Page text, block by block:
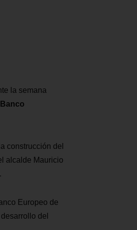
la semana
Banco
construcción del
alcalde Mauricio
Europeo de
del